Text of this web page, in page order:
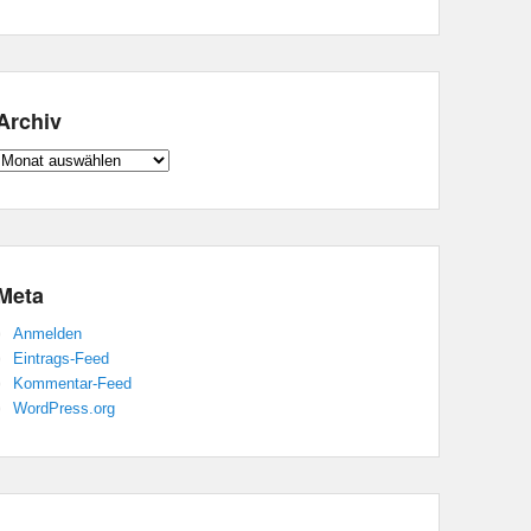
Archiv
Anmelden
Eintrags-Feed
Kommentar-Feed
WordPress.org